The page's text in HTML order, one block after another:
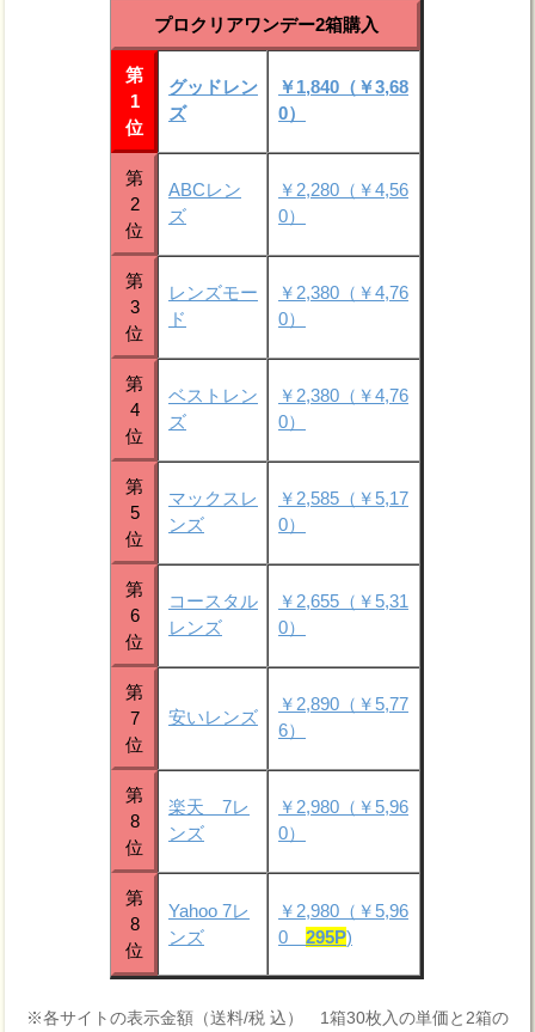
プロクリアワンデー2箱購入
第
1
位
グッドレン
ズ
￥1,840（￥3,68
0）
第
2
位
ABCレン
ズ
￥2,280（￥4,56
0）
第
3
位
レンズモー
ド
￥2,380（￥4,76
0）
第
4
位
ベストレン
ズ
￥2,380（￥4,76
0）
第
5
位
マックスレ
ンズ
￥2,585（￥5,17
0）
第
6
位
コースタル
レンズ
￥2,655（￥5,31
0）
第
7
位
安いレンズ
￥2,890（￥5,77
6）
第
8
位
楽天 7レ
ンズ
￥2,980（￥5,96
0）
第
8
位
Yahoo 7レ
ンズ
￥2,980（￥5,96
0 295P)
※各サイトの表示金額（送料/税 込） 1箱30枚入の単価と2箱の